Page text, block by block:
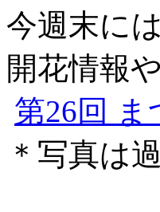
今週末に
開花情報
第26回
＊写真は